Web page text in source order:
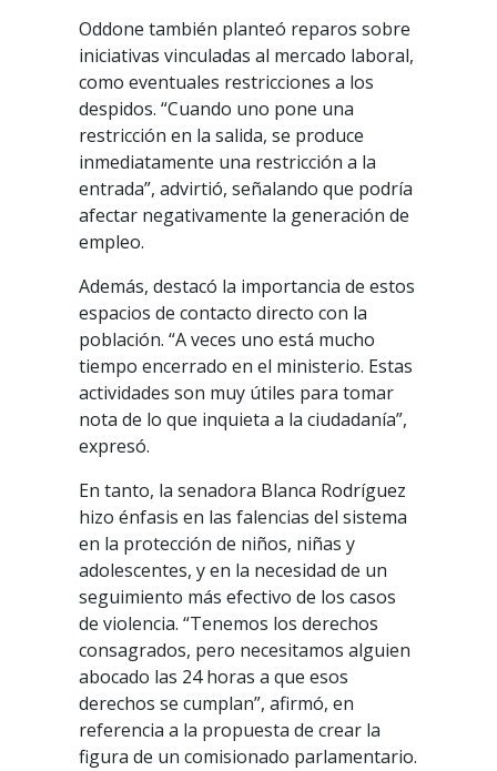
Oddone también planteó reparos sobre
iniciativas vinculadas al mercado laboral,
como eventuales restricciones a los
despidos. “Cuando uno pone una
restricción en la salida, se produce
inmediatamente una restricción a la
entrada”, advirtió, señalando que podría
afectar negativamente la generación de
empleo.
Además, destacó la importancia de estos
espacios de contacto directo con la
población. “A veces uno está mucho
tiempo encerrado en el ministerio. Estas
actividades son muy útiles para tomar
nota de lo que inquieta a la ciudadanía”,
expresó.
En tanto, la senadora Blanca Rodríguez
hizo énfasis en las falencias del sistema
en la protección de niños, niñas y
adolescentes, y en la necesidad de un
seguimiento más efectivo de los casos
de violencia. “Tenemos los derechos
consagrados, pero necesitamos alguien
abocado las 24 horas a que esos
derechos se cumplan”, afirmó, en
referencia a la propuesta de crear la
figura de un comisionado parlamentario.